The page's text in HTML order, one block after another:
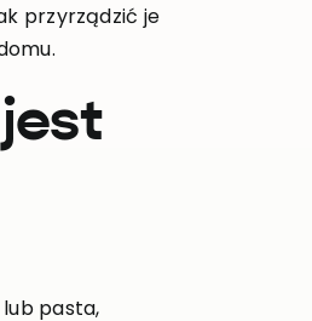
przyrządzić je
pasta,